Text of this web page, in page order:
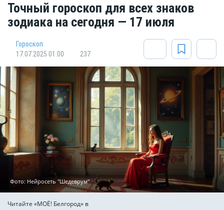
Точный гороскоп для всех знаков
зодиака на сегодня — 17 июля
Гороскоп
17.07.2025 01:00
237
Фото: Нейросеть "Шедеврум"
Читайте «МОЁ! Белгород» в